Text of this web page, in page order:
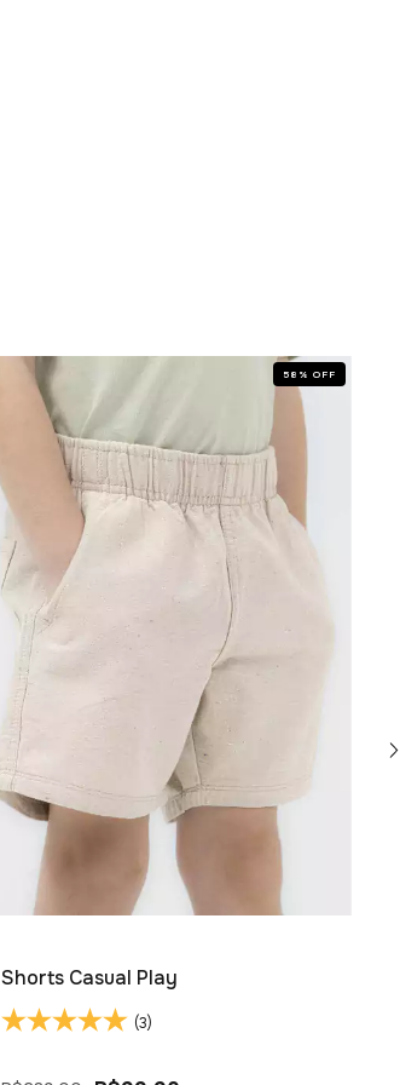
58 % OFF
Shorts Casual Play
(3)